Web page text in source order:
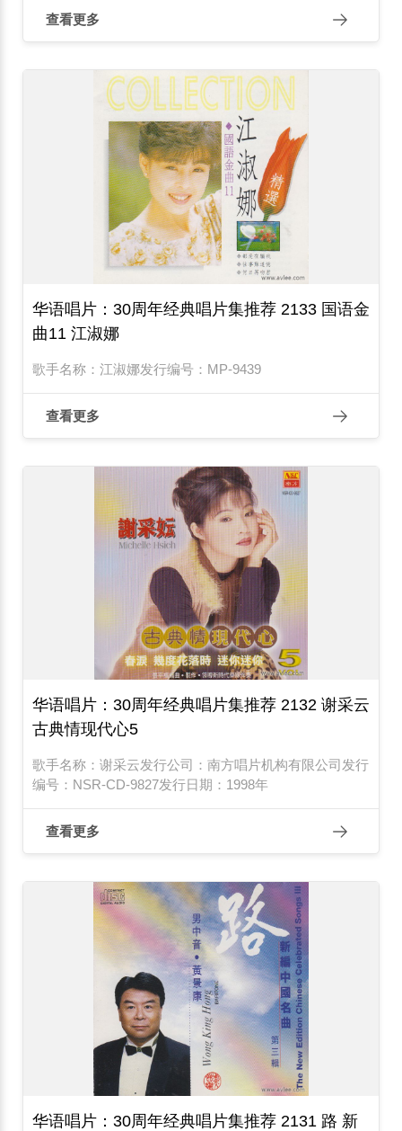
查看更多
华语唱片：30周年经典唱片集推荐 2133 国语金
曲11 江淑娜
歌手名称：江淑娜发行编号：MP-9439
查看更多
华语唱片：30周年经典唱片集推荐 2132 谢采云
古典情现代心5
歌手名称：谢采云发行公司：南方唱片机构有限公司发行
编号：NSR-CD-9827发行日期：1998年
查看更多
华语唱片：30周年经典唱片集推荐 2131 路 新